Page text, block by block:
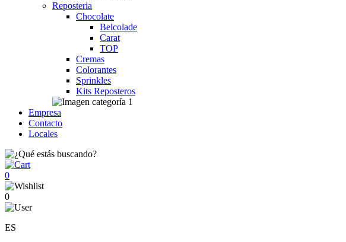
Reposteria
Chocolate
Belcolade
Carat
TOP
Cremas
Colorantes
Sprinkles
Kits Reposteros
Empresa
Contacto
Locales
0
0
ES